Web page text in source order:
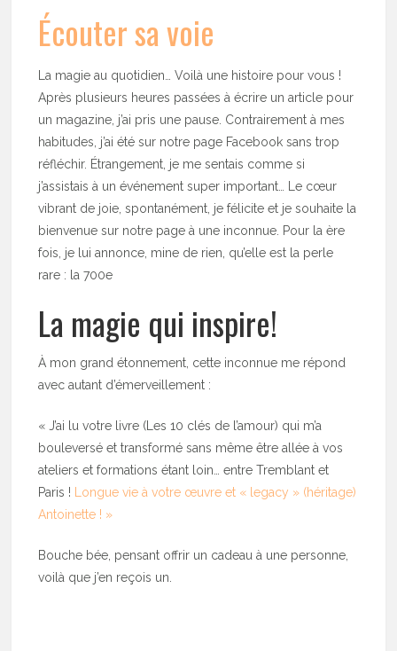
Écouter sa voie
La magie au quotidien… Voilà une histoire pour vous !
Après plusieurs heures passées à écrire un article pour
un magazine, j’ai pris une pause. Contrairement à mes
habitudes, j’ai été sur notre page Facebook sans trop
réfléchir. Étrangement, je me sentais comme si
j’assistais à un événement super important… Le cœur
vibrant de joie, spontanément, je félicite et je souhaite la
bienvenue sur notre page à une inconnue. Pour la ère
fois, je lui annonce, mine de rien, qu’elle est la perle
rare : la 700e
La magie qui inspire!
À mon grand étonnement, cette inconnue me répond
avec autant d’émerveillement :
« J’ai lu votre livre (Les 10 clés de l’amour) qui m’a
bouleversé et transformé sans même être allée à vos
ateliers et formations étant loin… entre Tremblant et
Paris !
Longue vie à votre œuvre et « legacy » (héritage)
Antoinette ! »
Bouche bée, pensant offrir un cadeau à une personne,
voilà que j’en reçois un.